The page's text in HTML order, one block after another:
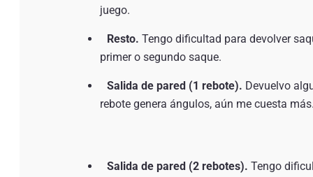
juego.
Resto. Tengo dificultad para devolver
primer o segundo saque.
Salida de pared (1 rebote). Devuelvo
rebote genera ángulos, aún me cuesta
Salida de pared (2 rebotes). Tengo